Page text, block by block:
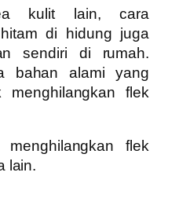
kulit lain, cara
di hidung juga
sendiri di rumah.
bahan alami yang
flek
flek
lain.